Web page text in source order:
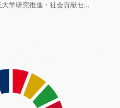
学研究推進・社会貢献セ…